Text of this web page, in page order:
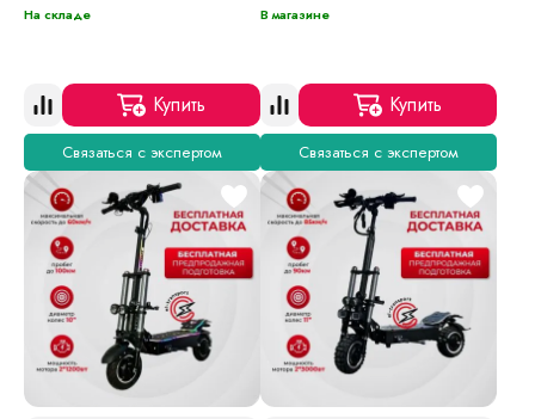
На складе
Купить
Связаться с экспертом
В магазине
Купить
Связаться с экспертом